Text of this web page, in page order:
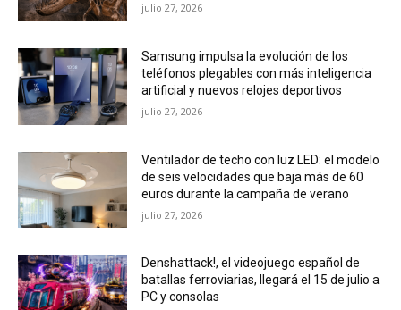
julio 27, 2026
Samsung impulsa la evolución de los
teléfonos plegables con más inteligencia
artificial y nuevos relojes deportivos
julio 27, 2026
Ventilador de techo con luz LED: el modelo
de seis velocidades que baja más de 60
euros durante la campaña de verano
julio 27, 2026
Denshattack!, el videojuego español de
batallas ferroviarias, llegará el 15 de julio a
PC y consolas